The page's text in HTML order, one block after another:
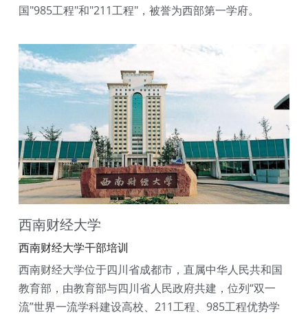
国"985工程"和"211工程"，被誉为西部第一学府。
西南财经大学
西南财经大学干部培训
西南财经大学位于四川省成都市，直属中华人民共和国
教育部，由教育部与四川省人民政府共建，位列“双一
流”世界一流学科建设高校、211工程、985工程优势学